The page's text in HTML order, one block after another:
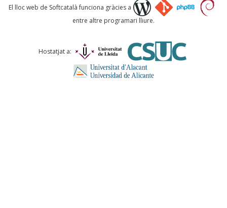
Què proposeu?
Comentari *
El lloc web de Softcatalà funciona gràcies a
entre altre programari lliure.
Hostatjat a: